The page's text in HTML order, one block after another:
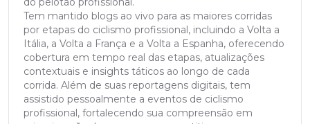
Tem mantido blogs ao vivo para as maiores corridas
por etapas do ciclismo profissional, incluindo a Volta a
Itália, a Volta a França e a Volta a Espanha, oferecendo
cobertura em tempo real das etapas, atualizações
contextuais e insights táticos ao longo de cada
corrida. Além de suas reportagens digitais, tem
assistido pessoalmente a eventos de ciclismo
profissional, fortalecendo sua compreensão em